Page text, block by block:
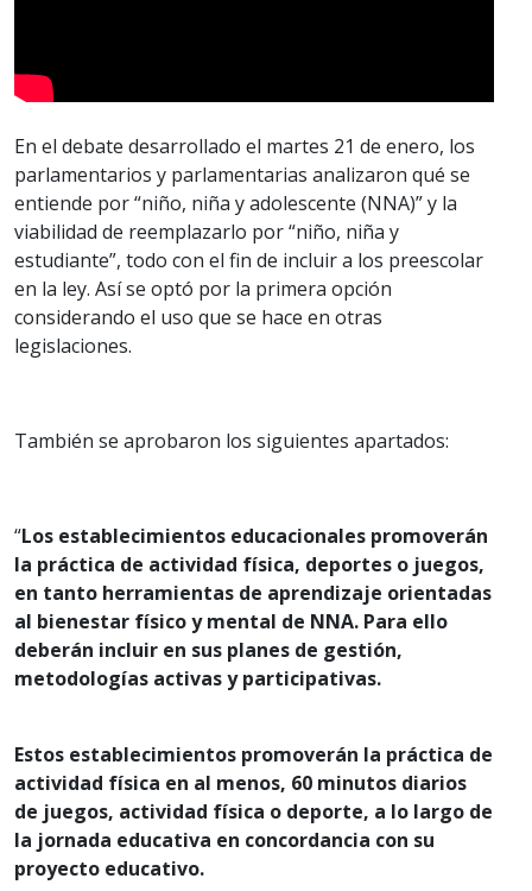
En el debate desarrollado el martes 21 de enero, los
parlamentarios y parlamentarias analizaron qué se
entiende por “niño, niña y adolescente (NNA)” y la
viabilidad de reemplazarlo por “niño, niña y
estudiante”, todo con el fin de incluir a los preescolar
en la ley. Así se optó por la primera opción
considerando el uso que se hace en otras
legislaciones.
También se aprobaron los siguientes apartados:
“Los establecimientos educacionales promoverán
la práctica de actividad física, deportes o juegos,
en tanto herramientas de aprendizaje orientadas
al bienestar físico y mental de NNA. Para ello
deberán incluir en sus planes de gestión,
metodologías activas y participativas.
Estos establecimientos promoverán la práctica de
actividad física en al menos, 60 minutos diarios
de juegos, actividad física o deporte, a lo largo de
la jornada educativa en concordancia con su
proyecto educativo.